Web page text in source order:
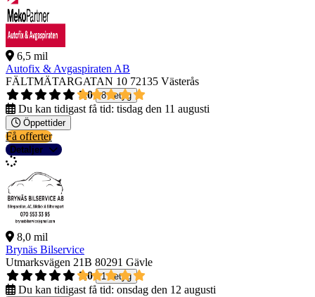
6,5 mil
Autofix & Avgaspiraten AB
FÄLTMÄTARGATAN 10 72135 Västerås
5,0
8 betyg
Du kan tidigast få tid: tisdag den 11 augusti
Öppettider
Få offerter
Detaljer
8,0 mil
Brynäs Bilservice
Utmarksvägen 21B 80291 Gävle
5,0
1 betyg
Du kan tidigast få tid: onsdag den 12 augusti